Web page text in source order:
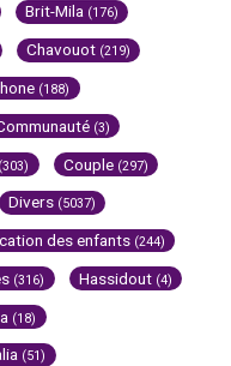
Brit-Mila (176)
Chavouot (219)
(188)
(3)
(303) Couple (297)
Divers (5037)
des enfants (244)
(316) Hassidout (4)
(18)
(51)